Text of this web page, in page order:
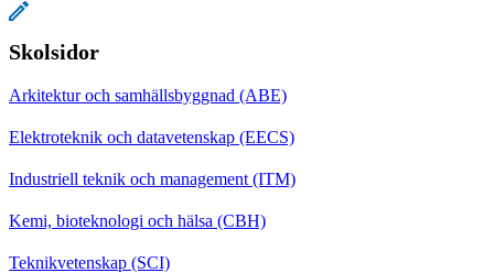
Skolsidor
Arkitektur och samhällsbyggnad (ABE)
Elektroteknik och datavetenskap (EECS)
Industriell teknik och management (ITM)
Kemi, bioteknologi och hälsa (CBH)
Teknikvetenskap (SCI)